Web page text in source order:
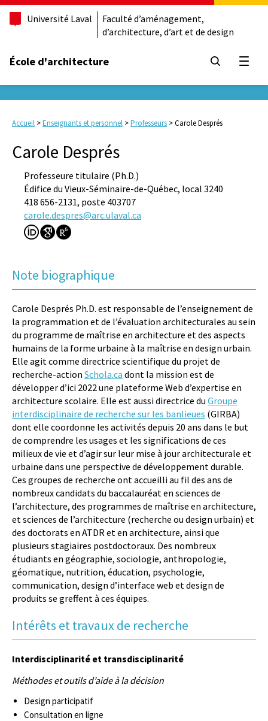
Université Laval
Faculté d’aménagement,
d’architecture, d’art et de design
École d'architecture
Accueil >Enseignants et personnel >Professeurs >Carole Després
Carole Després
Professeure titulaire (Ph.D.)
Édifice du Vieux-Séminaire-de-Québec, local 3240
418 656-2131, poste 403707
carole.despres@arc.ulaval.ca
Note biographique
Carole Després Ph.D. est responsable de l’enseignement de
la programmation et de l’évaluation architecturales au sein
du programme de maîtrise en architecture et des aspects
humains de la forme urbaine à la maîtrise en design urbain.
Elle agit comme directrice scientifique du projet de
recherche-action Schola.ca dont la mission est de
développer d’ici 2022 une plateforme Web d’expertise en
architecture scolaire. Elle est aussi directrice du Groupe
interdisciplinaire de recherche sur les banlieues (GIRBA)
dont elle coordonne les activités depuis 20 ans dans le but
de comprendre les usages et les significations de ces
milieux de vie et d’agir sur leur mise à jour architecturale et
urbaine dans une perspective de développement durable.
Ces groupes de recherche ont accueilli au fil des ans de
nombreux candidats du baccalauréat en sciences de
l’architecture, des programmes de maîtrise en architecture,
et sciences de l’architecture (recherche ou design urbain) et
des doctorats en ATDR et en architecture, ainsi que
plusieurs stagiaires postdoctoraux. Des nombreux
étudiants en géographie, sociologie, anthropologie,
géomatique, nutrition, éducation, psychologie,
communication, design d’interface web et design de
produits se greffent à ces équipes.
Intérêts et travaux de recherche
Interdisciplinarité et transdisciplinarité
Méthodes et outils d’aide à la décision
Design participatif
Consultation en ligne